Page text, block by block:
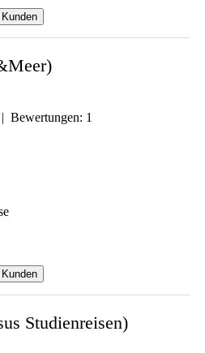
Bewertungen: 1
Studienreisen)